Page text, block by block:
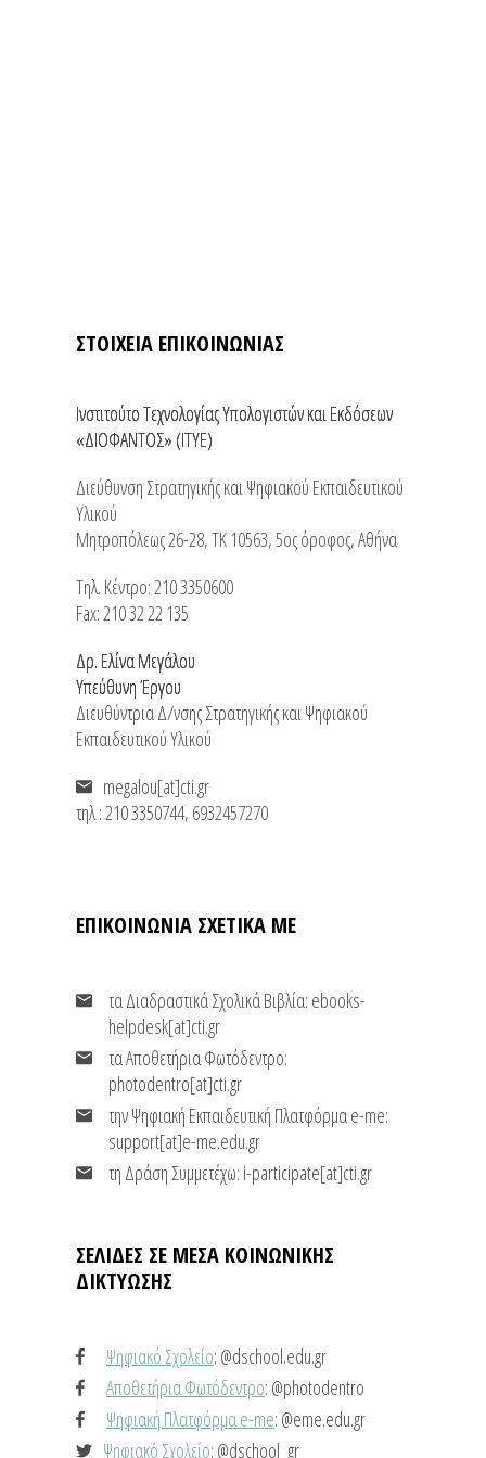
ΣΤΟΙΧΕΙΑ ΕΠΙΚΟΙΝΩΝΙΑΣ
Ινστιτούτο Τεχνολογίας Υπολογιστών και Εκδόσεων
«ΔΙΟΦΑΝΤΟΣ» (ΙΤΥΕ)
Διεύθυνση Στρατηγικής και Ψηφιακού Εκπαιδευτικού
Υλικού
Μητροπόλεως 26-28, ΤΚ 10563, 5ος όροφος, Αθήνα
Τηλ. Κέντρο: 210 3350600
Fax: 210 32 22 135
Δρ. Ελίνα Μεγάλου
Υπεύθυνη Έργου
Διευθύντρια Δ/νσης Στρατηγικής και Ψηφιακού
Εκπαιδευτικού Υλικού
megalou[at]cti.gr
τηλ : 210 3350744, 6932457270
ΕΠΙΚΟΙΝΩΝΙΑ ΣΧΕΤΙΚΑ ΜΕ
τα Διαδραστικά Σχολικά Βιβλία: ebooks-
helpdesk[at]cti.gr
τα Αποθετήρια Φωτόδεντρο:
photodentro[at]cti.gr
την Ψηφιακή Εκπαιδευτική Πλατφόρμα e-me:
support[at]e-me.edu.gr
τη Δράση Συμμετέχω: i-participate[at]cti.gr
ΣΕΛΙΔΕΣ ΣΕ ΜΕΣΑ ΚΟΙΝΩΝΙΚΗΣ
ΔΙΚΤΥΩΣΗΣ
Ψηφιακό Σχολείο: @dschool.edu.gr
Αποθετήρια Φωτόδεντρο: @photodentro
Ψηφιακή Πλατφόρμα e-me: @eme.edu.gr
Ψηφιακό Σχολείο: @dschool_gr